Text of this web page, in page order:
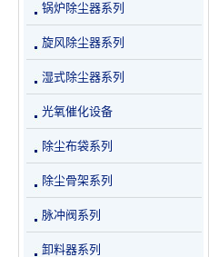
锅炉除尘器系列
旋风除尘器系列
湿式除尘器系列
光氧催化设备
除尘布袋系列
除尘骨架系列
脉冲阀系列
卸料器系列